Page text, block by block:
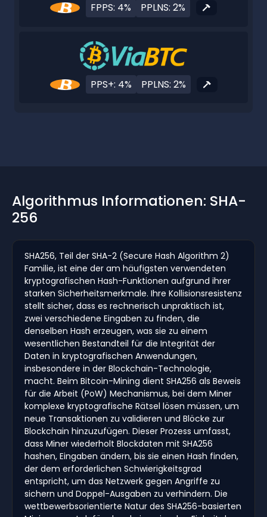
FPPS: 4% PPLNS: 2%
PPS+: 4% PPLNS: 2%
Algorithmus Informationen: SHA-
256
SHA256, Teil der SHA-2 (Secure Hash Algorithm 2)
Familie, ist eine der am häufigsten verwendeten
kryptografischen Hash-Funktionen aufgrund ihrer
starken Sicherheitsmerkmale. Ihre Kollisionsresistenz
stellt sicher, dass es rechnerisch unpraktisch ist,
zwei verschiedene Eingaben zu finden, die
denselben Hash erzeugen, was sie zu einem
wesentlichen Bestandteil für die Integrität der
Daten in kryptografischen Anwendungen,
insbesondere in der Blockchain-Technologie,
macht. Beim Bitcoin-Mining dient SHA256 als Beweis
für die Arbeit (PoW) Mechanismus, bei dem Miner
komplexe kryptografische Rätsel lösen müssen, um
neue Transaktionen zu validieren und Blöcke zur
Blockchain hinzuzufügen. Dieser Prozess umfasst,
dass Miner wiederholt Blockdaten mit SHA256
hashen, Eingaben ändern, bis sie einen Hash finden,
der dem erforderlichen Schwierigkeitsgrad
entspricht, um das Netzwerk gegen Angriffe zu
sichern und Doppel-Ausgaben zu verhindern. Die
wettbewerbsorientierte Natur des SHA256-basierten